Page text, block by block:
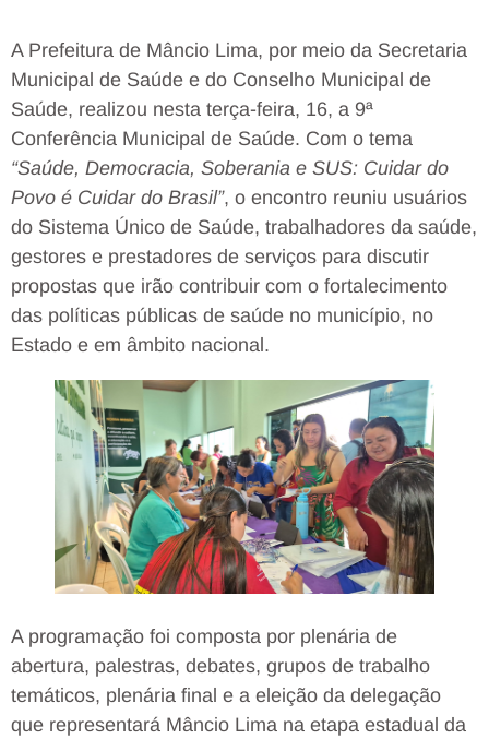
A Prefeitura de Mâncio Lima, por meio da Secretaria
Municipal de Saúde e do Conselho Municipal de
Saúde, realizou nesta terça-feira, 16, a 9ª
Conferência Municipal de Saúde. Com o tema
“Saúde, Democracia, Soberania e SUS: Cuidar do
Povo é Cuidar do Brasil”, o encontro reuniu usuários
do Sistema Único de Saúde, trabalhadores da saúde,
gestores e prestadores de serviços para discutir
propostas que irão contribuir com o fortalecimento
das políticas públicas de saúde no município, no
Estado e em âmbito nacional.
A programação foi composta por plenária de
abertura, palestras, debates, grupos de trabalho
temáticos, plenária final e a eleição da delegação
que representará Mâncio Lima na etapa estadual da